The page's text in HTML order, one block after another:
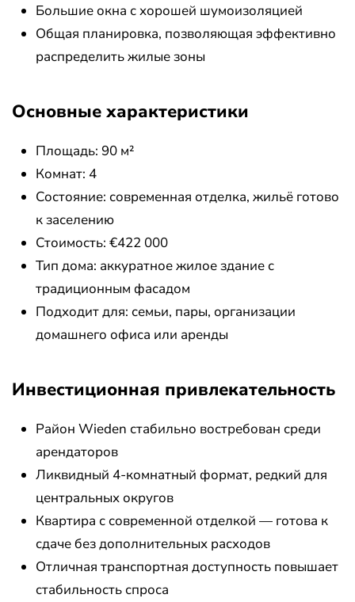
Большие окна с хорошей шумоизоляцией
Общая планировка, позволяющая эффективно
распределить жилые зоны
Основные характеристики
Площадь: 90 м²
Комнат: 4
Состояние: современная отделка, жильё готово
к заселению
Стоимость: €422 000
Тип дома: аккуратное жилое здание с
традиционным фасадом
Подходит для: семьи, пары, организации
домашнего офиса или аренды
Инвестиционная привлекательность
Район Wieden стабильно востребован среди
арендаторов
Ликвидный 4-комнатный формат, редкий для
центральных округов
Квартира с современной отделкой — готова к
сдаче без дополнительных расходов
Отличная транспортная доступность повышает
стабильность спроса